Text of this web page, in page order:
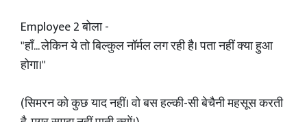
Employee 2 बोला -
"हाँ... लेकिन ये तो बिल्कुल नॉर्मल लग रही है। पता नहीं क्या हुआ
होगा।"
(सिमरन को कुछ याद नहीं। वो बस हल्की-सी बेचैनी महसूस करती